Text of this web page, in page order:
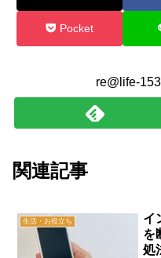
Pocket
re@life-
関連記事
生活・お役立ち
イ
を
処